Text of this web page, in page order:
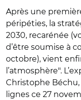
Après une
péripéties, la
2030, recarénée
d’être soumise à
octobre), vient
l’atmosphère".
Christophe
lignes ce 27